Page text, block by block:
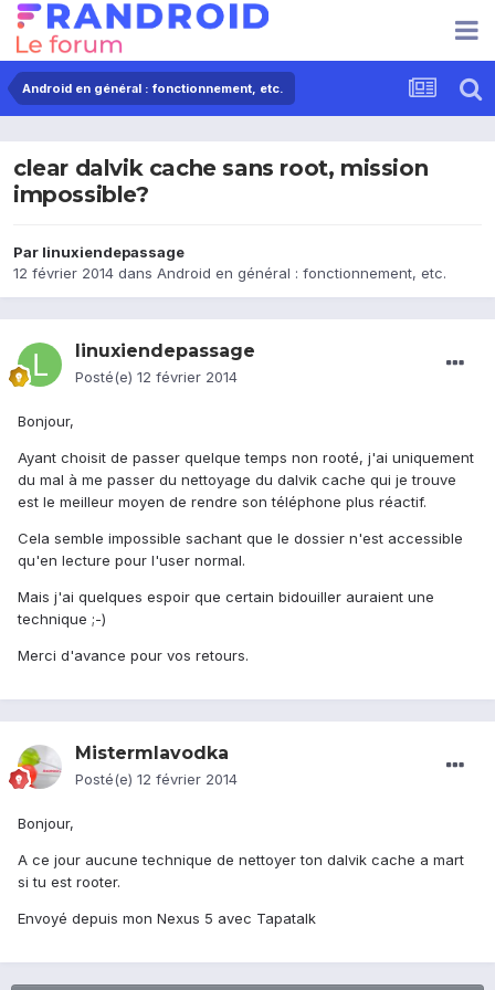
Android en général : fonctionnement, etc.
clear dalvik cache sans root, mission
impossible?
Par linuxiendepassage
12 février 2014 dans Android en général : fonctionnement, etc.
linuxiendepassage
Posté(e) 12 février 2014
Bonjour,
Ayant choisit de passer quelque temps non rooté, j'ai uniquement
du mal à me passer du nettoyage du dalvik cache qui je trouve
est le meilleur moyen de rendre son téléphone plus réactif.
Cela semble impossible sachant que le dossier n'est accessible
qu'en lecture pour l'user normal.
Mais j'ai quelques espoir que certain bidouiller auraient une
technique ;-)
Merci d'avance pour vos retours.
Mistermlavodka
Posté(e) 12 février 2014
Bonjour,
A ce jour aucune technique de nettoyer ton dalvik cache a mart
si tu est rooter.
Envoyé depuis mon Nexus 5 avec Tapatalk